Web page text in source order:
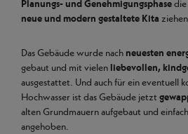
Planungs- und Genehmigungsphase
neue und modern gestaltete Kita
Das Gebäude wurde nach neuesten
gebaut und mit vielen liebevollen,
ausgestattet. Und auch für ein eventuell
Hochwasser ist das Gebäude jetzt
alten Grundmauern aufgebaut und
angehoben.